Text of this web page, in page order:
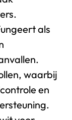
als
waarbij
en